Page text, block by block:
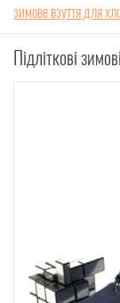
зимове взуття для
Підліткові